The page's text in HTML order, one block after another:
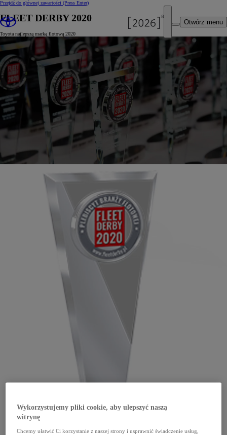
Przejdź do głównej zawartości (Press Enter)
Otwórz menu
FLEET DERBY 2020
Toyota najlepszą marką flotową 2020
Wykorzystujemy pliki cookie, aby ulepszyć naszą
witrynę
Chcemy ułatwić Ci korzystanie z naszej strony i usprawnić świadczenie usług,